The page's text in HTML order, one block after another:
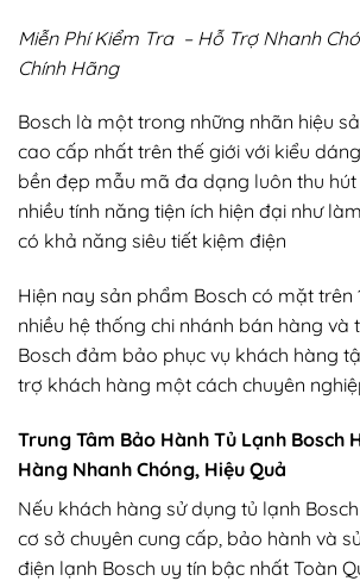
Miễn Phí Kiểm Tra – Hỗ Trợ Nhanh
Chính Hãng
Bosch là một trong những nhãn hiệu
cao cấp nhất trên thế giới với kiểu
bền đẹp mẫu mã đa dạng luôn thu
nhiều tính năng tiện ích hiện đại như
có khả năng siêu tiết kiệm điện
Hiện nay sản phẩm Bosch có mặt trên
nhiều hệ thống chi nhánh bán hàng và
Bosch đảm bảo phục vụ khách hàng
trợ khách hàng một cách chuyên
Trung Tâm Bảo Hành Tủ Lạnh Bosch
Hàng Nhanh Chóng, Hiệu Quả
Nếu khách hàng sử dụng tủ lạnh
cơ sở chuyên cung cấp, bảo hành và
điện lạnh Bosch uy tín bậc nhất Toàn